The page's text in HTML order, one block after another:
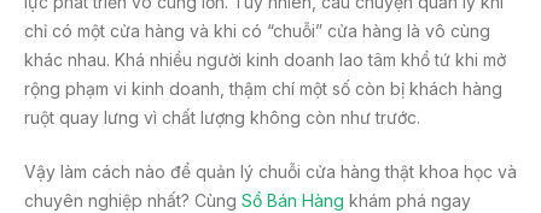
k
chỉ có một cửa hàng và khi có “chuỗi” cửa hàng là vô cùng
khác nhau. Khá nhiều người kinh doanh lao tâm khổ tứ khi mở
rộng phạm vi kinh doanh, thậm chí một số còn bị khách hàng
ruột quay lưng vì chất lượng không còn như trước.
Vậy làm cách nào để quản lý chuỗi cửa hàng thật khoa học và
chuyên nghiệp nhất? Cùng Sổ Bán Hàng khám phá ngay